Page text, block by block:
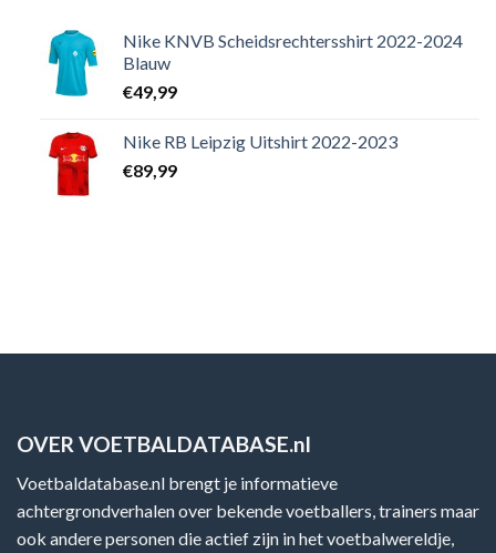
Nike KNVB Scheidsrechtersshirt 2022-2024
Blauw
€49,99
Nike RB Leipzig Uitshirt 2022-2023
€89,99
OVER VOETBALDATABASE.nl
Voetbaldatabase.nl brengt je informatieve
achtergrondverhalen over bekende voetballers, trainers maar
ook andere personen die actief zijn in het voetbalwereldje,